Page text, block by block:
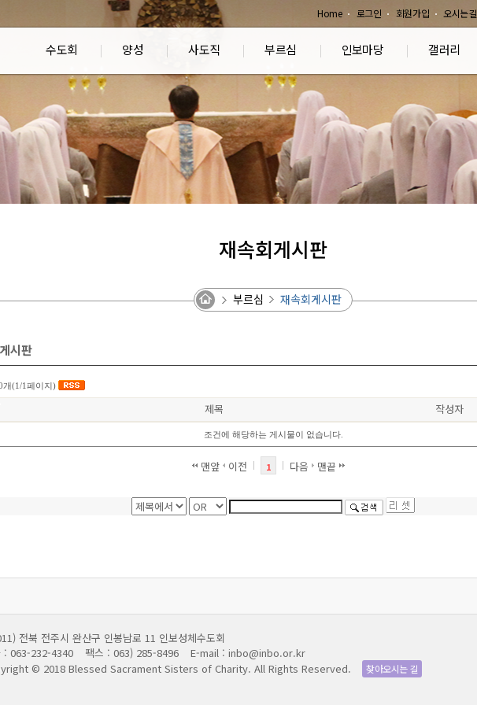
Home 로그인 회원가입 오시는길
수도회 양성 사도직 부르심 인보마당 갤러리
재속회게시판
부르심 재속회게시판
시판
개(1/1페이지)
제목 작성자
조건에 해당하는 게시물이 없습니다.
맨앞 이전 1 다음 맨끝
전북 전주시 완산구 인봉남로 11 인보성체수도회
: 063-232-4340
팩스 : 063) 285-8496
E-mail : inbo@inbo.or.kr
© 2018 Blessed Sacrament Sisters of Charity. All Rights Reserved. 찾아오시는 길